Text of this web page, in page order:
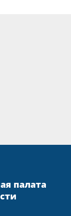
палата